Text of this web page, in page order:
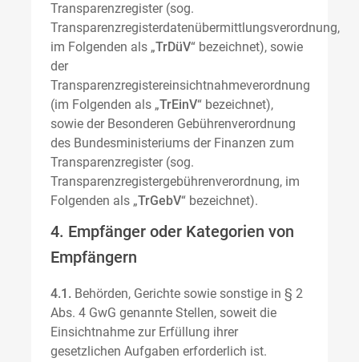
Transparenzregister (sog.
Transparenzregisterdatenübermittlungsverordnung,
im Folgenden als „TrDüV“ bezeichnet), sowie
der
Transparenzregistereinsichtnahmeverordnung
(im Folgenden als „TrEinV“ bezeichnet),
sowie der Besonderen Gebührenverordnung
des Bundesministeriums der Finanzen zum
Transparenzregister (sog.
Transparenzregistergebührenverordnung, im
Folgenden als „TrGebV“ bezeichnet).
4. Empfänger oder Kategorien von
Empfängern
4.1. Behörden, Gerichte sowie sonstige in § 2
Abs. 4 GwG genannte Stellen, soweit die
Einsichtnahme zur Erfüllung ihrer
gesetzlichen Aufgaben erforderlich ist.